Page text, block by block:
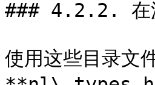
### 4.2.2. 在
使用这些目录文